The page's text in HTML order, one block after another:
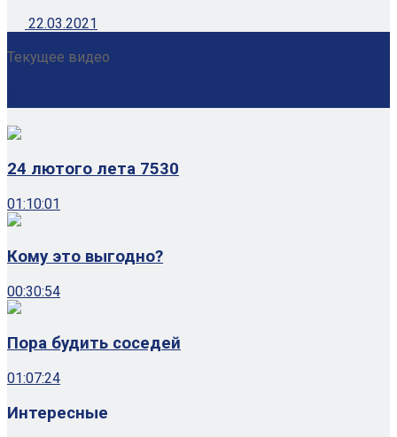
22.03.2021
Текущее видео
24 лютого лета 7530
01:10:01
Кому это выгодно?
00:30:54
Пора будить соседей
01:07:24
Интересные